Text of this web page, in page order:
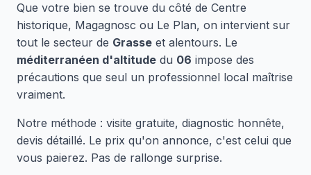
Que votre bien se trouve du côté de Centre
historique, Magagnosc ou Le Plan, on intervient sur
tout le secteur de Grasse et alentours. Le
méditerranéen d'altitude du 06 impose des
précautions que seul un professionnel local maîtrise
vraiment.
Notre méthode : visite gratuite, diagnostic honnête,
devis détaillé. Le prix qu'on annonce, c'est celui que
vous paierez. Pas de rallonge surprise.